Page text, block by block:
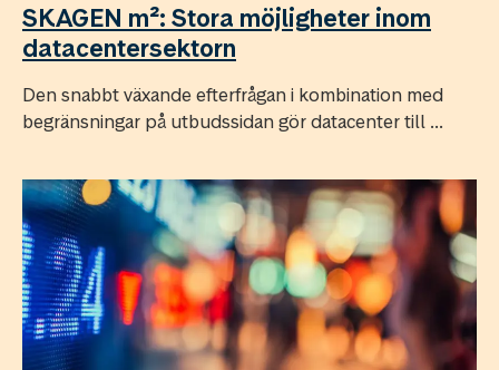
SKAGEN m²: Stora möjligheter inom
datacentersektorn
Den snabbt växande efterfrågan i kombination med
begränsningar på utbudssidan gör datacenter till ...